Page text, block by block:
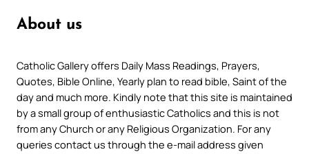
About us
Catholic Gallery offers Daily Mass Readings, Prayers,
Quotes, Bible Online, Yearly plan to read bible, Saint of the
day and much more. Kindly note that this site is maintained
by a small group of enthusiastic Catholics and this is not
from any Church or any Religious Organization. For any
queries contact us through the e-mail address given